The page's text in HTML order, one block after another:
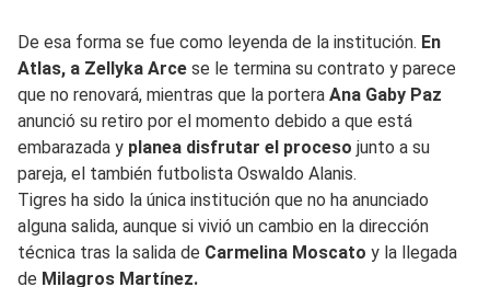
De esa forma se fue como leyenda de la institución. En
Atlas, a Zellyka Arce se le termina su contrato y parece
que no renovará, mientras que la portera Ana Gaby Paz
anunció su retiro por el momento debido a que está
embarazada y planea disfrutar el proceso junto a su
pareja, el también futbolista Oswaldo Alanis.
Tigres ha sido la única institución que no ha anunciado
alguna salida, aunque si vivió un cambio en la dirección
técnica tras la salida de Carmelina Moscato y la llegada
de Milagros Martínez.